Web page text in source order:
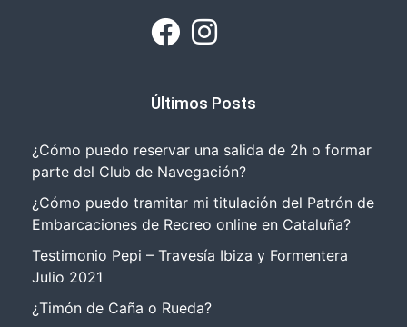
Últimos Posts
¿Cómo puedo reservar una salida de 2h o formar
parte del Club de Navegación?
¿Cómo puedo tramitar mi titulación del Patrón de
Embarcaciones de Recreo online en Cataluña?
Testimonio Pepi – Travesía Ibiza y Formentera
Julio 2021
¿Timón de Caña o Rueda?